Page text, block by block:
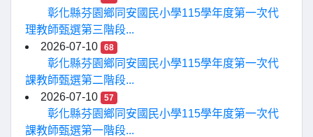
彰化縣芬園鄉同安國民小學115學年度第一次代
理教師甄選第三階段...
2026-07-10
68
彰化縣芬園鄉同安國民小學115學年度第一次代
課教師甄選第二階段...
2026-07-10
57
彰化縣芬園鄉同安國民小學115學年度第一次代
課教師甄選第一階段...